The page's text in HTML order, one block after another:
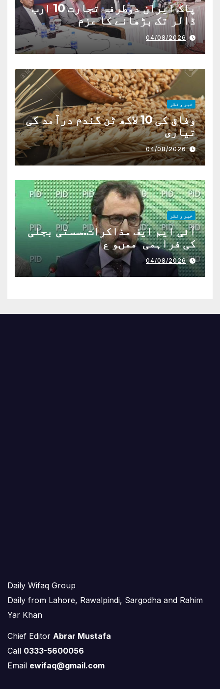
پاک ایران دوطرفہ تجارت 10 ارب
ڈالر تک بڑھانے کا عزم
04/08/2026
خبر و نظر
وفاق کی 10 لاکھ ٹن گندم درآمد کی
تیاری
04/08/2026
خبر و نظر
آئی ایم ایف مذاکرات..سستی بجلی
کی فراہمی ممںو ع
04/08/2026
Daily Wifaq Group
Daily from Lahore, Rawalpindi, Sargodha and Rahim
Yar Khan
Chief Editor Abrar Mustafa
Call 0333-5600056
Email ewifaq@gmail.com